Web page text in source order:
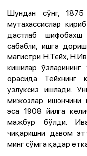
Шундан сўнг,
мутахассислар
дастлаб шифобахш
сабабли, ишга
магистри Н.Тейх,
кишилар
орасида Тейхнинг
узлуксиз ишлади.
мижозлар ишончини
эса 1908 йилга
мажбур бўлди.
чиқаришни давом
минг сўмга қадар